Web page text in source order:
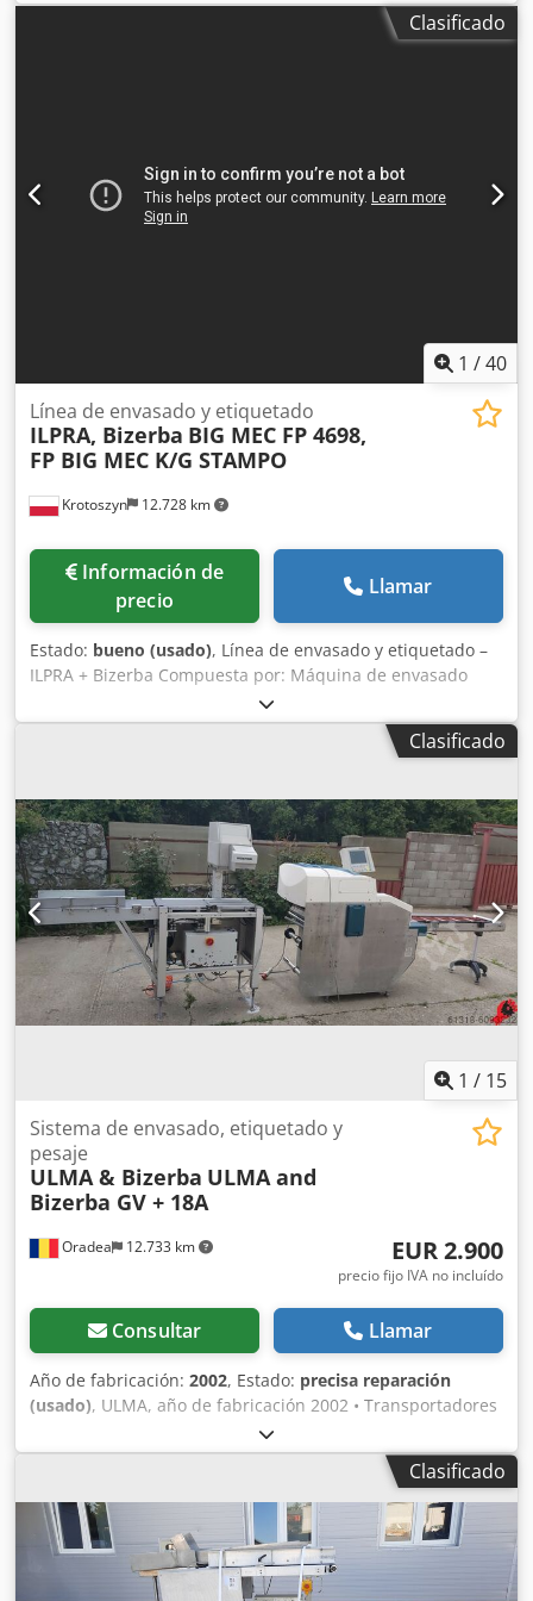
Tecnología de cámara: configuración de doble cámara,
ubicación de las cámaras: parte superior e inferior,Clasificado
1 /40
Krotoszyn 12.728 km
Línea de envasado y etiquetado
ILPRA, Bizerba BIG MEC FP 4698,
FP BIG MEC K/G STAMPO
Información de
precio
Llamar
Estado: bueno (usado), Línea de envasado y etiquetado –
ILPRA + Bizerba Compuesta por: Máquina de envasado
Marca: ILPRA Serie: FOODPACK Modelo: BIG MEC Número:
FP 4698 Año de fabricación: 2002 Voltaje: 400 V
Dimensiones de la bandeja: 22x17 mm Selladora Marca:
Modelo: STAMPO Número: S 6036 Año de fabricación: 2002
Voltaje: 230 V Etiquetadora Bizerba
Clasificado
1 / 15
Oradea 12.733 km
Sistema de envasado, etiquetado y
pesaje
ULMA & Bizerba ULMA and
Bizerba GV + 18A
EUR 2.900
precio fijo IVA no incluído
Consultar Llamar
Año de fabricación: 2002, Estado: precisa reparación
(usado), ULMA, año de fabricación 2002 • Transportadores
de alimentación extendidos. • Lubricación centralizada. •
Limpieza sanitaria de la bandeja. • Transportadores de
salida por gravedad y motorizados: en línea, 90º, 180º, ... •
Dispositivo de sellado adicional de 1 metro. • Dispositivo
automático de centrado de imágenes para películas
impresas. • Dispositivo de fijación de banda impresa. •
Detección de bandeja transparente. • Enfriador de sellado.
Clasificado